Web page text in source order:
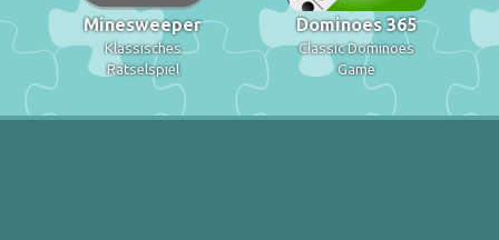
Minesweeper
Klassisches
Rätselspiel
Dominoes 365
Classic Dominoes
Game